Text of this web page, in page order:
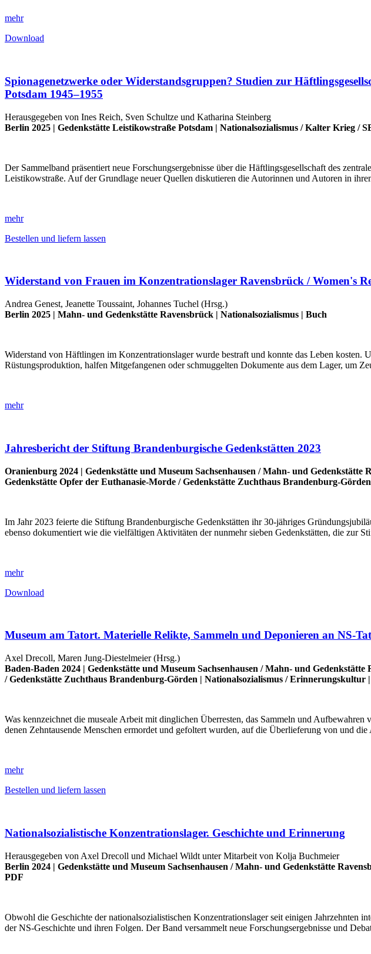
mehr
Download
Spionagenetzwerke oder Widerstandsgruppen? Studien zur
Potsdam 1945–1955
Herausgegeben von Ines Reich, Sven Schultze und Katharina Steinberg
Berlin 2025 | Gedenkstätte Leistikowstraße Potsdam | Nationalsozialismus /Kalter Krieg /
Der Sammelband präsentiert neue Forschungsergebnisse über die Häftlingsgesellschaft des
Leistikowstraße. Auf der Grundlage neuer Quellen diskutieren die Autorinnen und Autoren in
mehr
Bestellen und liefern lassen
Widerstand von Frauen im Konzentrationslager Ravensbrück / Women's
Andrea Genest, Jeanette Toussaint, Johannes Tuchel (Hrsg.)
Berlin 2025 | Mahn- und Gedenkstätte Ravensbrück | Nationalsozialismus | Buch
Widerstand von Häftlingen im Konzentrationslager wurde bestraft und konnte das Leben kosten.
Rüstungsproduktion, halfen Mitgefangenen oder schmuggelten Dokumente aus dem Lager, um
mehr
Jahresbericht der Stiftung Brandenburgische Gedenkstätten 2023
Oranienburg 2024 | Gedenkstätte und Museum Sachsenhausen /Mahn- und Gedenkstätte
Gedenkstätte Opfer der Euthanasie-Morde /Gedenkstätte Zuchthaus Brandenburg-Görden
Im Jahr 2023 feierte die Stiftung Brandenburgische Gedenkstätten ihr 30-jähriges
ebenso dokumentiert wie die vielfältigen Aktivitäten der nunmehr sieben Gedenkstätten, die zur
mehr
Download
Museum am Tatort. Materielle Relikte, Sammeln und Deponieren an NS-
Axel Drecoll, Maren Jung-Diestelmeier (Hrsg.)
Baden-Baden 2024 | Gedenkstätte und Museum Sachsenhausen /Mahn- und Gedenkstätte
/Gedenkstätte Zuchthaus Brandenburg-Görden | Nationalsozialismus /Erinnerungskultur |
Was kennzeichnet die museale Arbeit mit dinglichen Überresten, das Sammeln und
denen Zehntausende Menschen ermordet und gefoltert wurden, auf die Überlieferung von und
mehr
Bestellen und liefern lassen
Nationalsozialistische Konzentrationslager. Geschichte und Erinnerung
Herausgegeben von Axel Drecoll und Michael Wildt unter Mitarbeit von Kolja Buchmeier
Berlin 2024 | Gedenkstätte und Museum Sachsenhausen /Mahn- und Gedenkstätte
PDF
Obwohl die Geschichte der nationalsozialistischen Konzentrationslager seit einigen
der NS-Geschichte und ihren Folgen. Der Band versammelt neue Forschungsergebnisse und